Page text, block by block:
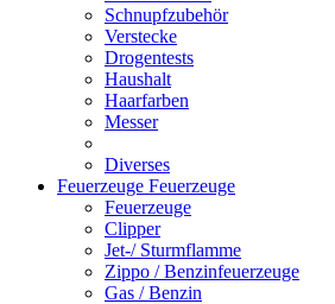
Schnupfzubehör
Verstecke
Drogentests
Haushalt
Haarfarben
Messer
Diverses
Feuerzeuge Feuerzeuge
Feuerzeuge
Clipper
Jet-/ Sturmflamme
Zippo / Benzinfeuerzeuge
Gas / Benzin